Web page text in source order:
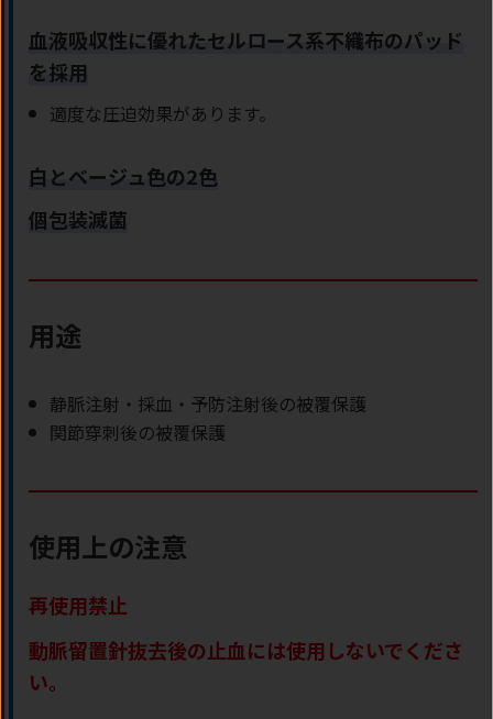
血液吸収性に優れたセルロース系不織布のパッド
を採用
適度な圧迫効果があります。
白とベージュ色の2色
個包装滅菌
用途
静脈注射・採血・予防注射後の被覆保護
関節穿刺後の被覆保護
使用上の注意
再使用禁止
動脈留置針抜去後の止血には使用しないでくださ
い。